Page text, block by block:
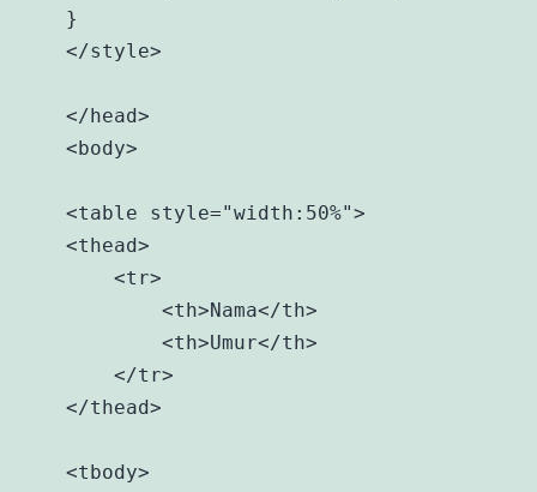
    }
    </style>
    </head>
    <body>
    <table style="width:50%">
    <thead>
        <tr>
            <th>Nama</th>
            <th>Umur</th>
        </tr>
    </thead>
    <tbody>